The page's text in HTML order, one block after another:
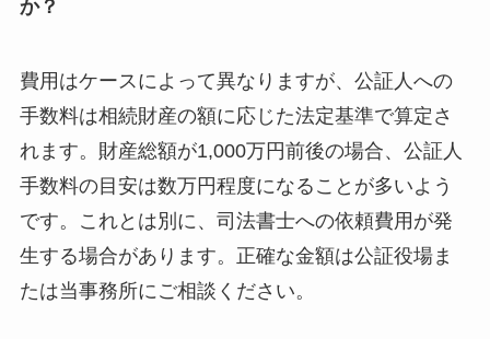
か？
費用はケースによって異なりますが、公証人への
手数料は相続財産の額に応じた法定基準で算定さ
れます。財産総額が1,000万円前後の場合、公証人
手数料の目安は数万円程度になることが多いよう
です。これとは別に、司法書士への依頼費用が発
生する場合があります。正確な金額は公証役場ま
たは当事務所にご相談ください。